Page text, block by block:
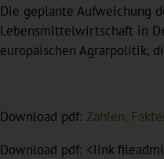
Die geplante Aufweichung
Lebensmittelwirtschaft in
europäischen Agrarpolitik,
Download pdf: Zahlen,
Download pdf: <link